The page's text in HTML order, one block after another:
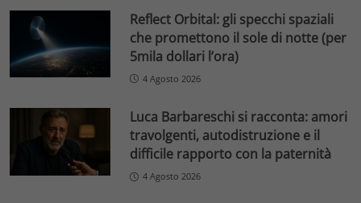
Reflect Orbital: gli specchi spaziali
che promettono il sole di notte (per
5mila dollari l’ora)
4 Agosto 2026
Luca Barbareschi si racconta: amori
travolgenti, autodistruzione e il
difficile rapporto con la paternità
4 Agosto 2026